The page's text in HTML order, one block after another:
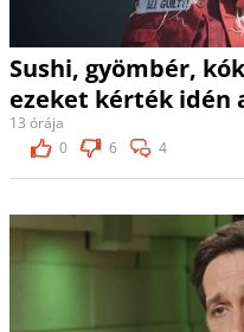
Sushi, gyömbér,
ezeket kérték idén
13 órája
0
6 4